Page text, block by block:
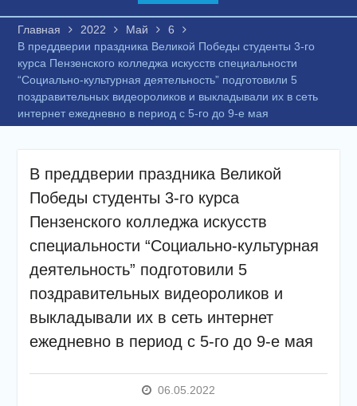
Главная 2022 Май
6
В преддверии праздника Великой Победы студенты 3-го
курса Пензенского колледжа искусств специальности
“Социально-культурная деятельность” подготовили 5
поздравительных видеороликов и выкладывали их в сеть
интернет ежедневно в период с 5-го до 9-е мая
В преддверии праздника Великой
Победы студенты 3-го курса
Пензенского колледжа искусств
специальности “Социально-культурная
деятельность” подготовили 5
поздравительных видеороликов и
выкладывали их в сеть интернет
ежедневно в период с 5-го до 9-е мая
06.05.2022